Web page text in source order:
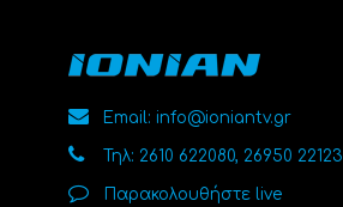
Email: info@ioniantv.gr
Τηλ: 2610 622080, 26950 22123
Παρακολουθήστε live